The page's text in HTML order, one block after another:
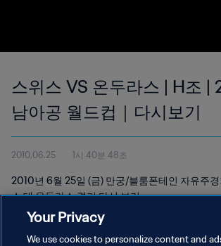
스위스 VS 온두라스 | H조 |
남아공 월드컵｜다시보기
2010.06.25 1시 40분 48초
2010년 6월 25일 (금) 만궁/블룸폰테인 자유주
스 대 온두라스 경기 다시 보기
Your Privacy
We use cookies to personalize content and